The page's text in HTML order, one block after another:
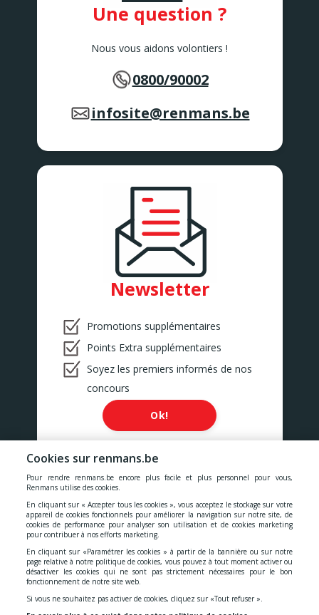
Une question ?
Nous vous aidons volontiers !
0800/90002
infosite@renmans.be
Newsletter
Promotions supplémentaires
Points Extra supplémentaires
Soyez les premiers informés de nos
concours
Ok!
Nos prix comprennent toutes les taxes, la TVA, les droits et les
services.
Cookies
- Confidentialité
Déclaration d'accessibilité
Cookies sur renmans.be
Pour rendre renmans.be encore plus facile et plus personnel pour vous,
Renmans utilise des cookies.
En cliquant sur « Accepter tous les cookies », vous acceptez le stockage sur votre
appareil de cookies fonctionnels pour améliorer la navigation sur notre site, de
cookies de performance pour analyser son utilisation et de cookies marketing
pour contribuer à nos efforts marketing.
En cliquant sur «Paramétrer les cookies » à partir de la bannière ou sur notre
page relative à notre politique de cookies, vous pouvez à tout moment activer ou
désactiver les cookies qui ne sont pas strictement nécessaires pour le bon
fonctionnement de notre site web.
Si vous ne souhaitez pas activer de cookies, cliquez sur «Tout refuser ».